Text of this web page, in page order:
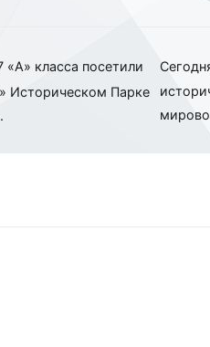
«А» класса посетили
Историческом Парке